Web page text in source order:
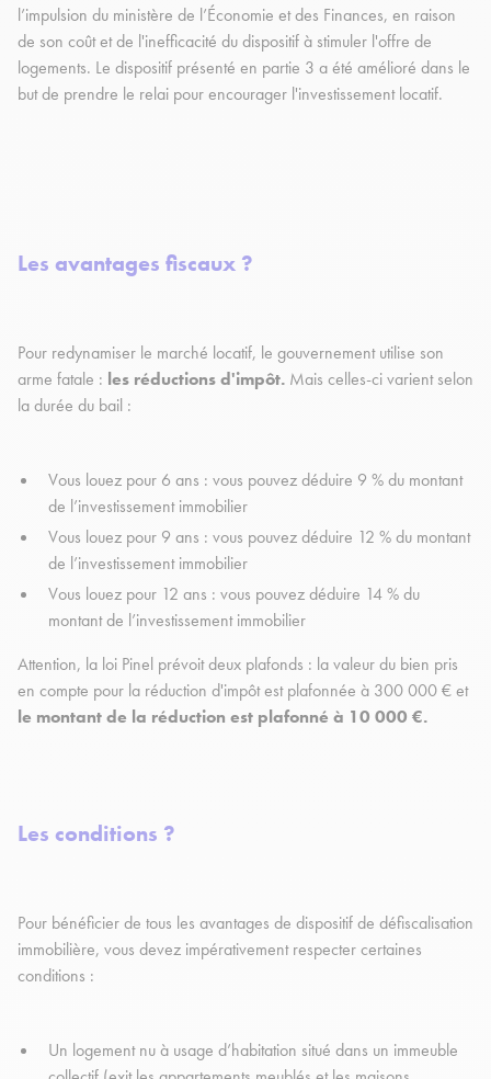
l’impulsion du ministère de l’Économie et des Finances, en raison
de son coût et de l'inefficacité du dispositif à stimuler l'offre de
logements. Le dispositif présenté en partie 3 a été amélioré dans le
but de prendre le relai pour encourager l'investissement locatif.
Les avantages fiscaux ?
Pour redynamiser le marché locatif, le gouvernement utilise son
arme fatale : les réductions d'impôt. Mais celles-ci varient selon
la durée du bail :
Vous louez pour 6 ans : vous pouvez déduire 9 % du montant
de l’investissement immobilier
Vous louez pour 9 ans : vous pouvez déduire 12 % du montant
de l’investissement immobilier
Vous louez pour 12 ans : vous pouvez déduire 14 % du
montant de l’investissement immobilier
Attention, la loi Pinel prévoit deux plafonds : la valeur du bien pris
en compte pour la réduction d'impôt est plafonnée à 300 000 € et
le montant de la réduction est plafonné à 10 000 €.
Les conditions ?
Pour bénéficier de tous les avantages de dispositif de défiscalisation
immobilière, vous devez impérativement respecter certaines
conditions :
Un logement nu à usage d’habitation situé dans un immeuble